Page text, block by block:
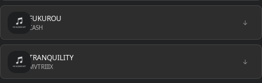
FUKUROU
CASH
↓
TRANQUILITY
MVTRIIIX
↓